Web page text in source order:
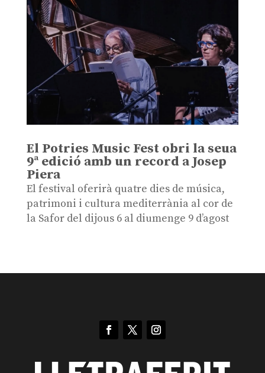
El Potries Music Fest obri la seua
9ª edició amb un record a Josep
Piera
El festival oferirà quatre dies de música,
patrimoni i cultura mediterrània al cor de
la Safor del dijous 6 al diumenge 9 d’agost